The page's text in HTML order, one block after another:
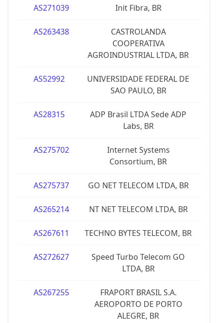
AS271039 Init Fibra, BR
AS263438
CASTROLANDA
COOPERATIVA
AGROINDUSTRIAL LTDA, BR
AS52992
UNIVERSIDADE FEDERAL DE
SAO PAULO, BR
AS28315
ADP Brasil LTDA Sede ADP
Labs, BR
AS275702
Internet Systems
Consortium, BR
AS275737 GO NET TELECOM LTDA, BR
AS265214 NT NET TELECOM LTDA, BR
AS267611 TECHNO BYTES TELECOM, BR
AS272627
Speed Turbo Telecom GO
LTDA, BR
AS267255
FRAPORT BRASIL S.A.
AEROPORTO DE PORTO
ALEGRE, BR